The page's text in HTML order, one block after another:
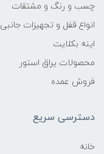
چسب و رنگ و مشتقات
انواع قفل و تجهیزات جانبی
اینه بکلایت
محصولات یراق استور
فروش عمده
دسترسی سریع
خانه